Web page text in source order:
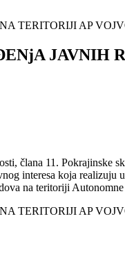
TERITORIJI AP
JAVNIH
člana 11.
interesa koja
na teritoriji
TERITORIJI AP